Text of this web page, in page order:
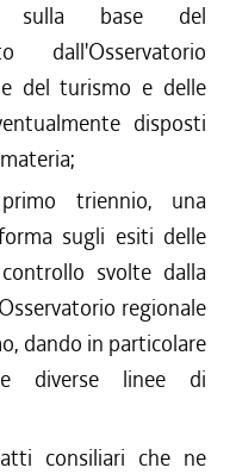
sulla base del
dall'Osservatorio
del turismo e delle
disposti
triennio, una
sugli esiti delle
svolte dalla
regionale
dando in particolare
diverse linee di
consiliari che ne